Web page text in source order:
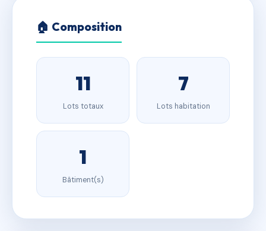
🏠 Composition
11
Lots totaux
7
Lots habitation
1
Bâtiment(s)